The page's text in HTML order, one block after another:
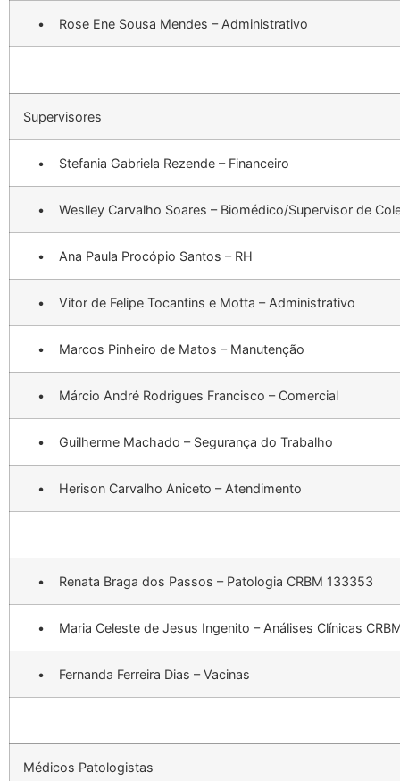
• Rose Ene Sousa Mendes – Administrativo
Supervisores
• Stefania Gabriela Rezende – Financeiro
• Weslley Carvalho Soares – Biomédico/Supervisor de
• Ana Paula Procópio Santos – RH
• Vitor de Felipe Tocantins e Motta – Administrativo
• Marcos Pinheiro de Matos – Manutenção
• Márcio André Rodrigues Francisco – Comercial
• Guilherme Machado – Segurança do Trabalho
• Herison Carvalho Aniceto – Atendimento
• Renata Braga dos Passos – Patologia CRBM 133353
• Maria Celeste de Jesus Ingenito – Análises Clínicas
• Fernanda Ferreira Dias – Vacinas
Médicos Patologistas